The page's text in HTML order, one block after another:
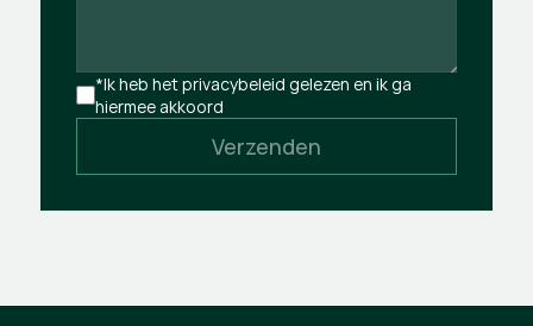
*Ik heb het privacybeleid gelezen en ik ga
hiermee akkoord
Verzenden